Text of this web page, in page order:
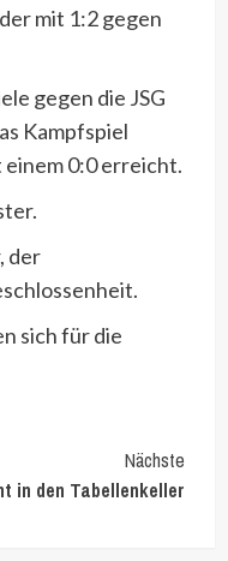
mit 1:2 gegen
gegen die JSG
Kampfspiel
0:0 erreicht.
der
sich für die
Nächste
in den Tabellenkeller